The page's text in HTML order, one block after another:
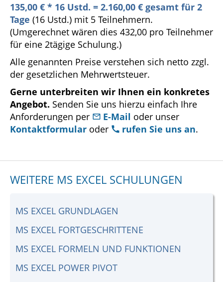
135,00 € * 16 Ustd. = 2.160,00 € gesamt für 2
Tage (16 Ustd.) mit 5 Teilnehmern.
(Umgerechnet wären dies 432,00 pro Teilnehmer
für eine 2tägige Schulung.)
Alle genannten Preise verstehen sich netto zzgl.
der gesetzlichen Mehrwertsteuer.
Gerne unterbreiten wir Ihnen ein konkretes
Angebot. Senden Sie uns hierzu einfach Ihre
Anforderungen per
E-Mail oder unser
Kontaktformular oder rufen Sie uns an.
WEITERE MS EXCEL SCHULUNGEN
MS EXCEL GRUNDLAGEN
MS EXCEL FORTGESCHRITTENE
MS EXCEL FORMELN UND FUNKTIONEN
MS EXCEL POWER PIVOT